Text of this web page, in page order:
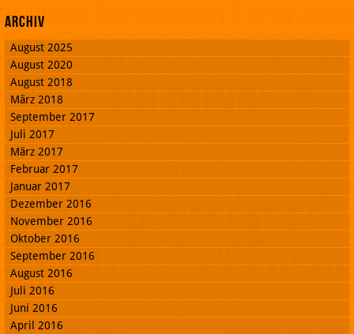
Archiv
August 2025
August 2020
August 2018
März 2018
September 2017
Juli 2017
März 2017
Februar 2017
Januar 2017
Dezember 2016
November 2016
Oktober 2016
September 2016
August 2016
Juli 2016
Juni 2016
April 2016